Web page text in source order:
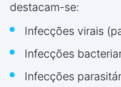
destacam-se:
Infecções virais
Infecções
Infecções